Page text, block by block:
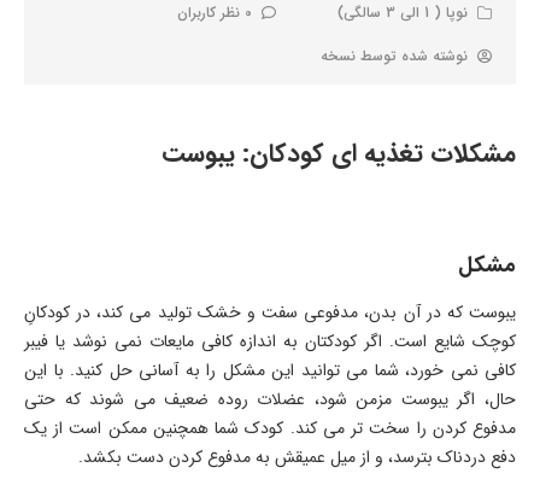
نوپا ( 1 الی 3 سالگی)
0 نظر کاربران
نوشته شده توسط نسخه
مشکلات تغذیه ای کودکان: یبوست
مشکل
یبوست که در آن بدن، مدفوعی سفت و خشک تولید می کند، در کودکانِ
کوچک شایع است. اگر کودکتان به اندازه کافی مایعات نمی نوشد یا فیبر
کافی نمی خورد، شما می توانید این مشکل را به آسانی حل کنید. با این
حال، اگر یبوست مزمن شود، عضلات روده ضعیف می شوند که حتی
مدفوع کردن را سخت تر می کند. کودک شما همچنین ممکن است از یک
دفع دردناک بترسد، و از میل عمیقش به مدفوع کردن دست بکشد.